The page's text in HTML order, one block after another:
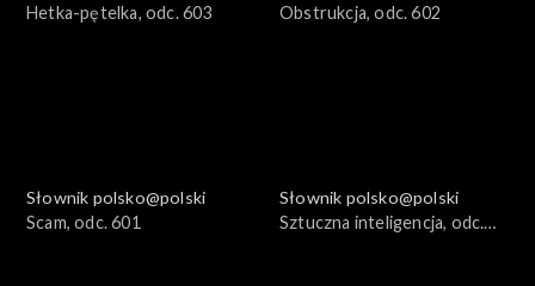
Hetka-pętelka, odc. 603
Obstrukcja, odc. 602
Słownik polsko@polski
Scam, odc. 601
Słownik polsko@polski
Sztuczna inteligencja, odc.